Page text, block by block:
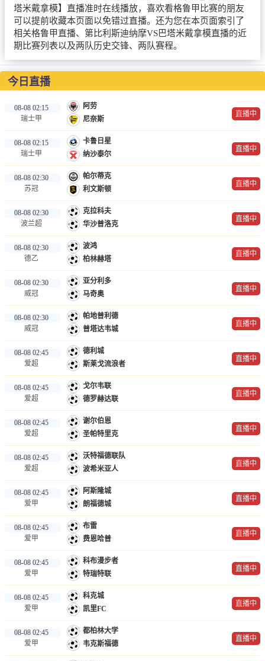
篮球录像
新闻
足球新闻
篮球新闻
体育词条
塔米戴拿模】直播准时在线播放，喜欢看格鲁甲比赛的朋友
可以提前收藏本页面以免错过直播。还为您在本页面索引了
相关格鲁甲直播、第比利斯迪纳摩VS巴塔米戴拿模直播的近
期比赛列表以及两队历史交锋、两队赛程。
今日直播
08-08 02:15
瑞士甲
阿劳
尼奈斯
直播中
08-08 02:15
瑞士甲
卡鲁日星
纳沙泰尔
直播中
08-08 02:30
苏冠
帕尔蒂克
利文斯顿
直播中
08-08 02:30
波兰超
克拉科夫
华沙普洛克
直播中
08-08 02:30
德乙
波鸿
柏林赫塔
直播中
08-08 02:30
威冠
亚分利多
马奇奥
直播中
08-08 02:30
威冠
帕地普利德
普塔达韦城
直播中
08-08 02:45
爱超
德利城
斯莱戈流浪者
直播中
08-08 02:45
爱超
戈尔韦联
德罗赫达联
直播中
08-08 02:45
爱超
谢尔伯恩
圣帕特里克
直播中
08-08 02:45
爱超
沃特福德联队
波希米亚人
直播中
08-08 02:45
爱甲
阿斯隆城
朗福德城
直播中
08-08 02:45
爱甲
布雷
费恩哈普
直播中
08-08 02:45
爱甲
科布漫步者
特瑞特联
直播中
08-08 02:45
爱甲
科克城
凯里FC
直播中
08-08 02:45
爱甲
都柏林大学
韦克斯福德
直播中